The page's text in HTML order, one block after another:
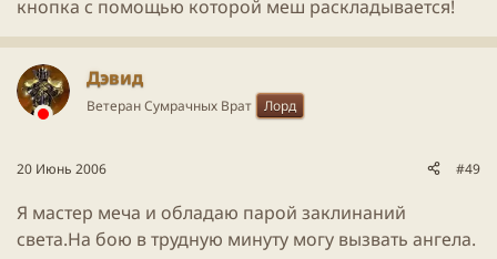
кнопка с помощью которой меш раскладывается!
Дэвид
Ветеран Сумрачных Врат Лорд
20 Июнь 2006 #49
Я мастер меча и обладаю парой заклинаний
света.На бою в трудную минуту могу вызвать ангела.